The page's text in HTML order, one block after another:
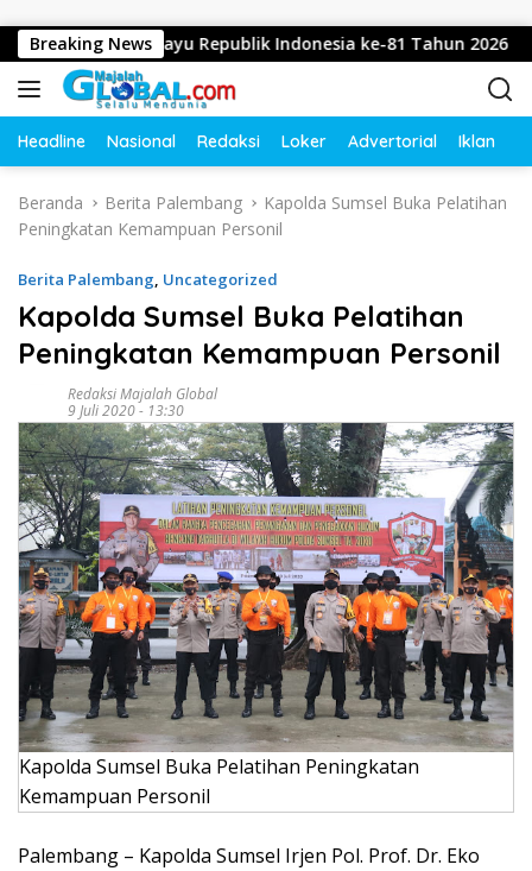
Breaking News
Dirgahayu Republik Indonesia ke-81 Tahun 2026
Headline Nasional Redaksi Loker Advertorial Iklan
Beranda Berita Palembang
Kapolda Sumsel Buka Pelatihan
Peningkatan Kemampuan Personil
Berita Palembang, Uncategorized
Kapolda Sumsel Buka Pelatihan
Peningkatan Kemampuan Personil
Redaksi Majalah Global
9 Juli 2020 - 13:30
Kapolda Sumsel Buka Pelatihan Peningkatan
Kemampuan Personil
Palembang – Kapolda Sumsel Irjen Pol. Prof. Dr. Eko